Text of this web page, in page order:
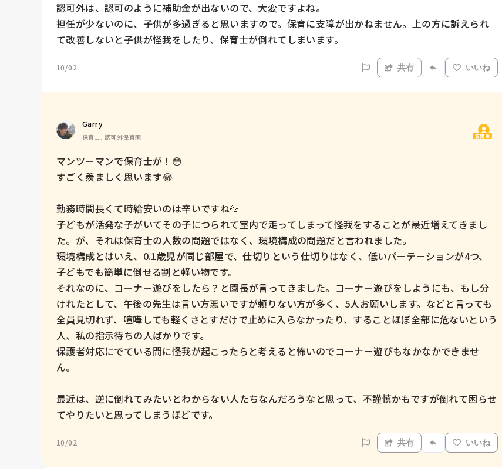
認可外は、認可のように補助金が出ないので、大変ですよね。
担任が少ないのに、子供が多過ぎると思いますので。保育に支障が出かねません。上の方に訴えられ
て改善しないと子供が怪我をしたり、保育士が倒れてしまいます。
10/02 共有 いいね
Garry
保育士, 認可外保育園 質問主
マンツーマンで保育士が！😳
すごく羨ましく思います😂
勤務時間長くて時給安いのは辛いですね💦
子どもが活発な子がいてその子につられて室内で走ってしまって怪我をすることが最近増えてきまし
た。が、それは保育士の人数の問題ではなく、環境構成の問題だと言われました。
環境構成とはいえ、0.1歳児が同じ部屋で、仕切りという仕切りはなく、低いパーテーションが4つ、
子どもでも簡単に倒せる割と軽い物です。
それなのに、コーナー遊びをしたら？と園長が言ってきました。コーナー遊びをしようにも、もし分
けれたとして、午後の先生は言い方悪いですが頼りない方が多く、5人お願いします。などと言っても
全員見切れず、喧嘩しても軽くさとすだけで止めに入らなかったり、することほぼ全部に危ないという
人、私の指示待ちの人ばかりです。
保護者対応にでている間に怪我が起こったらと考えると怖いのでコーナー遊びもなかなかできませ
ん。
最近は、逆に倒れてみたいとわからない人たちなんだろうなと思って、不謹慎かもですが倒れて困らせ
てやりたいと思ってしまうほどです。
10/02 共有 いいね